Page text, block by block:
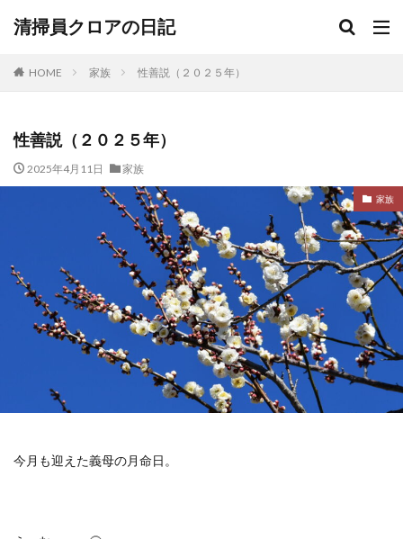
清掃員クロアの日記
HOME 家族 性善説（２０２５年）
性善説（２０２５年）
2025年4月11日 家族
家族
今月も迎えた義母の月命日。